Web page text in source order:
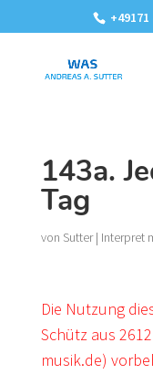
+49171
143a.
Tag
von Sutter| Interpret
Die Nutzung
Schütz aus
musik.de)